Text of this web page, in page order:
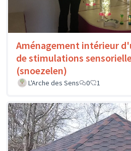
Aménagement intérieur
de stimulations
(snoezelen)
L'Arche des Sens 0 1